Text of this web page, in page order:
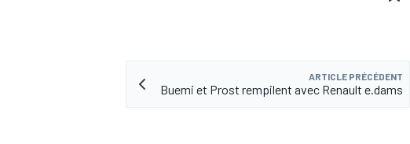
ARTICLE PRÉCÉDENT
Buemi et Prost rempilent avec Renault e.dams